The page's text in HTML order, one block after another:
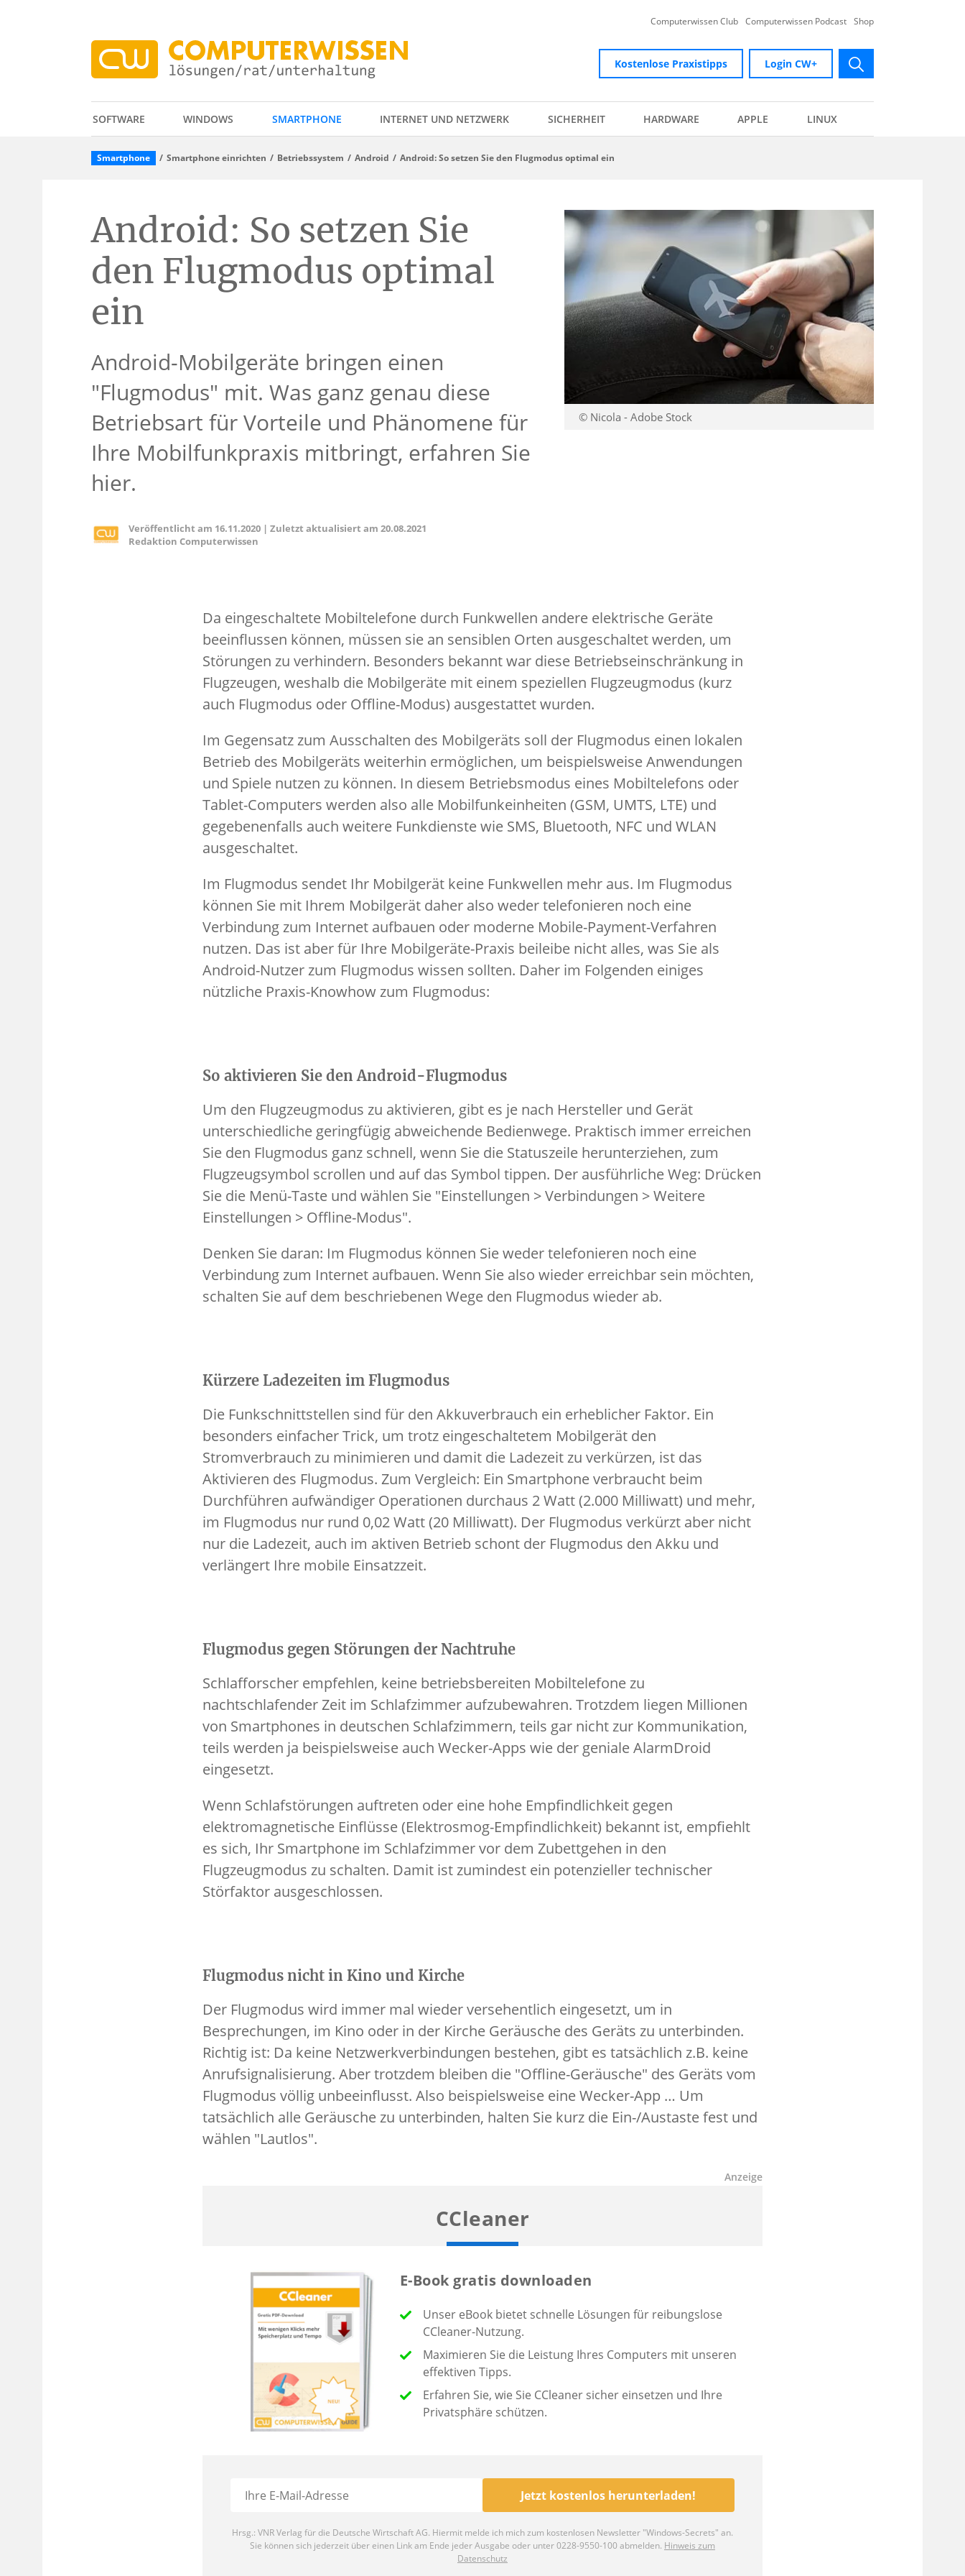
Computerwissen Club Computerwissen Podcast Shop
Kostenlose Praxistipps
Login CW+
submit
SOFTWARE WINDOWS SMARTPHONE INTERNET UND NETZWERK SICHERHEIT HARDWARE APPLE LINUX
Smartphone Smartphone einrichten Betriebssystem Android Android: So setzen Sie den Flugmodus optimal ein
© Nicola - Adobe Stock
Android: So setzen Sie
den Flugmodus optimal
ein
Android-Mobilgeräte bringen einen
"Flugmodus" mit. Was ganz genau diese
Betriebsart für Vorteile und Phänomene für
Ihre Mobilfunkpraxis mitbringt, erfahren Sie
hier.
Veröffentlicht am 16.11.2020 | Zuletzt aktualisiert am 20.08.2021
Redaktion Computerwissen
Da eingeschaltete Mobiltelefone durch Funkwellen andere elektrische Geräte
beeinflussen können, müssen sie an sensiblen Orten ausgeschaltet werden, um
Störungen zu verhindern. Besonders bekannt war diese Betriebseinschränkung in
Flugzeugen, weshalb die Mobilgeräte mit einem speziellen Flugzeugmodus (kurz
auch Flugmodus oder Offline-Modus) ausgestattet wurden.
Im Gegensatz zum Ausschalten des Mobilgeräts soll der Flugmodus einen lokalen
Betrieb des Mobilgeräts weiterhin ermöglichen, um beispielsweise Anwendungen
und Spiele nutzen zu können. In diesem Betriebsmodus eines Mobiltelefons oder
Tablet-Computers werden also alle Mobilfunkeinheiten (GSM, UMTS, LTE) und
gegebenenfalls auch weitere Funkdienste wie SMS, Bluetooth, NFC und WLAN
ausgeschaltet.
Im Flugmodus sendet Ihr Mobilgerät keine Funkwellen mehr aus. Im Flugmodus
können Sie mit Ihrem Mobilgerät daher also weder telefonieren noch eine
Verbindung zum Internet aufbauen oder moderne Mobile-Payment-Verfahren
nutzen. Das ist aber für Ihre Mobilgeräte-Praxis beileibe nicht alles, was Sie als
Android-Nutzer zum Flugmodus wissen sollten. Daher im Folgenden einiges
nützliche Praxis-Knowhow zum Flugmodus:
So aktivieren Sie den Android-Flugmodus
Um den Flugzeugmodus zu aktivieren, gibt es je nach Hersteller und Gerät
unterschiedliche geringfügig abweichende Bedienwege. Praktisch immer erreichen
Sie den Flugmodus ganz schnell, wenn Sie die Statuszeile herunterziehen, zum
Flugzeugsymbol scrollen und auf das Symbol tippen. Der ausführliche Weg: Drücken
Sie die Menü-Taste und wählen Sie "Einstellungen > Verbindungen > Weitere
Einstellungen > Offline-Modus".
Denken Sie daran: Im Flugmodus können Sie weder telefonieren noch eine
Verbindung zum Internet aufbauen. Wenn Sie also wieder erreichbar sein möchten,
schalten Sie auf dem beschriebenen Wege den Flugmodus wieder ab.
Kürzere Ladezeiten im Flugmodus
Die Funkschnittstellen sind für den Akkuverbrauch ein erheblicher Faktor. Ein
besonders einfacher Trick, um trotz eingeschaltetem Mobilgerät den
Stromverbrauch zu minimieren und damit die Ladezeit zu verkürzen, ist das
Aktivieren des Flugmodus. Zum Vergleich: Ein Smartphone verbraucht beim
Durchführen aufwändiger Operationen durchaus 2 Watt (2.000 Milliwatt) und mehr,
im Flugmodus nur rund 0,02 Watt (20 Milliwatt). Der Flugmodus verkürzt aber nicht
nur die Ladezeit, auch im aktiven Betrieb schont der Flugmodus den Akku und
verlängert Ihre mobile Einsatzzeit.
Flugmodus gegen Störungen der Nachtruhe
Schlafforscher empfehlen, keine betriebsbereiten Mobiltelefone zu
nachtschlafender Zeit im Schlafzimmer aufzubewahren. Trotzdem liegen Millionen
von Smartphones in deutschen Schlafzimmern, teils gar nicht zur Kommunikation,
teils werden ja beispielsweise auch Wecker-Apps wie der geniale AlarmDroid
eingesetzt.
Wenn Schlafstörungen auftreten oder eine hohe Empfindlichkeit gegen
elektromagnetische Einflüsse (Elektrosmog-Empfindlichkeit) bekannt ist, empfiehlt
es sich, Ihr Smartphone im Schlafzimmer vor dem Zubettgehen in den
Flugzeugmodus zu schalten. Damit ist zumindest ein potenzieller technischer
Störfaktor ausgeschlossen.
Flugmodus nicht in Kino und Kirche
Der Flugmodus wird immer mal wieder versehentlich eingesetzt, um in
Besprechungen, im Kino oder in der Kirche Geräusche des Geräts zu unterbinden.
Richtig ist: Da keine Netzwerkverbindungen bestehen, gibt es tatsächlich z.B. keine
Anrufsignalisierung. Aber trotzdem bleiben die "Offline-Geräusche" des Geräts vom
Flugmodus völlig unbeeinflusst. Also beispielsweise eine Wecker-App … Um
tatsächlich alle Geräusche zu unterbinden, halten Sie kurz die Ein-/Austaste fest und
wählen "Lautlos".